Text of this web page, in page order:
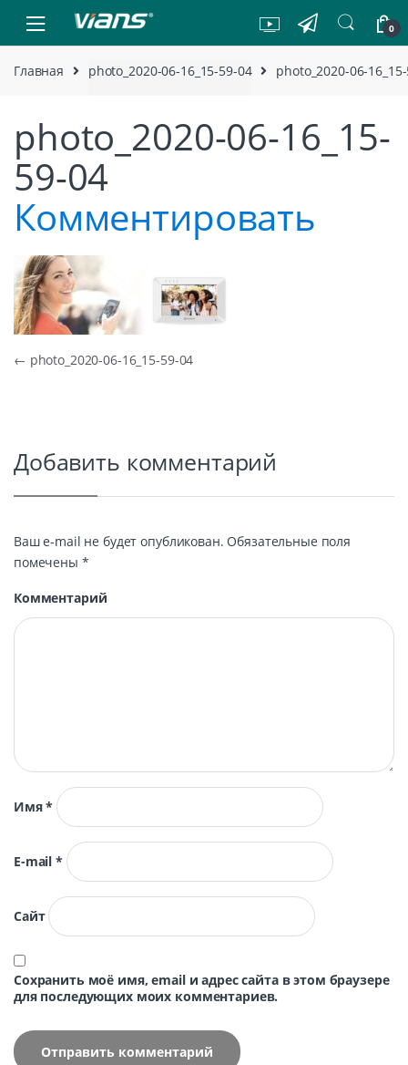
Skip to navigation
Skip to content
0
Главная photo_2020-06-16_15-59-04 photo_2020-06-
photo_2020-06-16_15-
59-04
Комментировать
Навигация по записям
← photo_2020-06-16_15-59-04
Добавить комментарий
Ваш e-mail не будет опубликован. Обязательные поля
помечены *
Комментарий
Имя*
E-mail*
Сайт
Сохранить моё имя, email и адрес сайта в этом браузере
для последующих моих комментариев.